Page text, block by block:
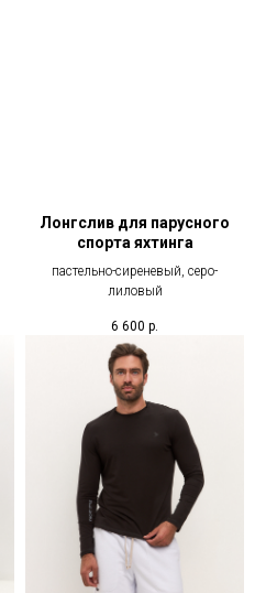
Лонгслив для парусного
спорта яхтинга
пастельно-сиреневый, серо-
лиловый
6 600 р.